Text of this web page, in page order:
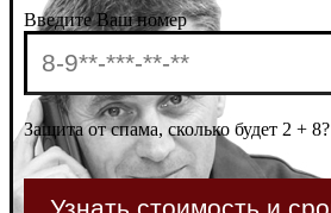
Введите Ваш номер
Защита от спама, сколько будет 2 + 8?